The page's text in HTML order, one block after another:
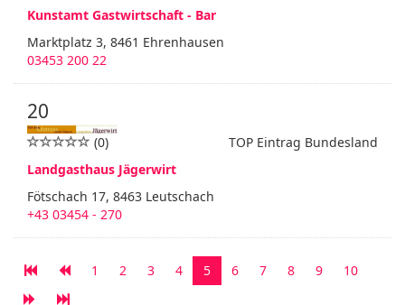
Kunstamt Gastwirtschaft - Bar
Marktplatz 3, 8461 Ehrenhausen
03453 200 22
20
TOP Eintrag Bundesland
(0)
Landgasthaus Jägerwirt
Fötschach 17, 8463 Leutschach
+43 03454 - 270
1 2 3 4 5 6 7 8 9 10